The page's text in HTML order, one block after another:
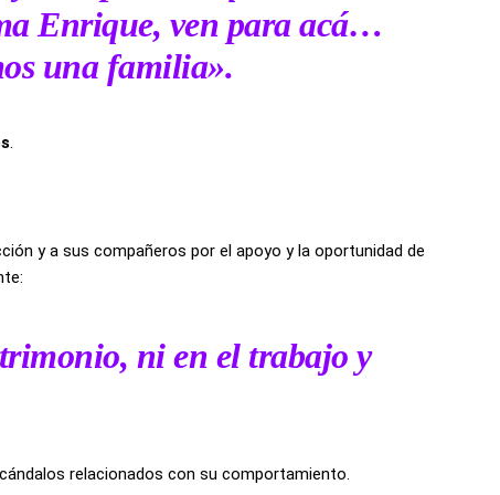
Enrique, ven para acá…
una familia».
.
y a sus compañeros por el apoyo y la oportunidad de
ni en el trabajo y
relacionados con su comportamiento.